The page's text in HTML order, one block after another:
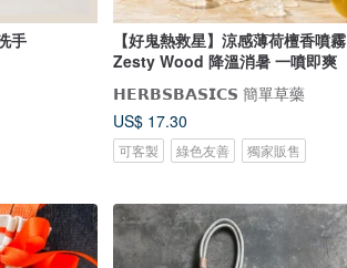
手
【好鬼熱救星】涼感薄荷檀香噴霧
Zesty Wood 降溫消暑 一噴即爽
𝗛𝗘𝗥𝗕𝗦𝗕𝗔𝗦𝗜𝗖𝗦 簡單草藥
US$ 17.30
可客製 綠色友善 獨家販售